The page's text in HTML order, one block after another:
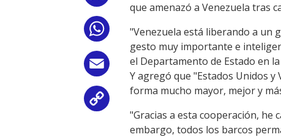
WhatsApp
Email
Link
que amenazó a Venezuela tras
"Venezuela está liberando a un
gesto muy importante e
el Departamento de Estado en la
Y agregó que "Estados Unidos
forma mucho mayor, mejor y
"Gracias a esta cooperación, he
embargo, todos los barcos